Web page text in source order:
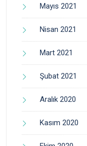
Mayıs 2021
Nisan 2021
Mart 2021
Şubat 2021
Aralık 2020
Kasım 2020